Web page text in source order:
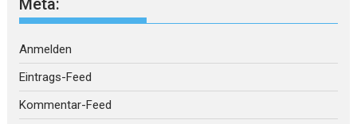
Meta:
Anmelden
Eintrags-Feed
Kommentar-Feed